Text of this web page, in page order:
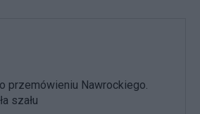
przemówieniu Nawrockiego.
szału